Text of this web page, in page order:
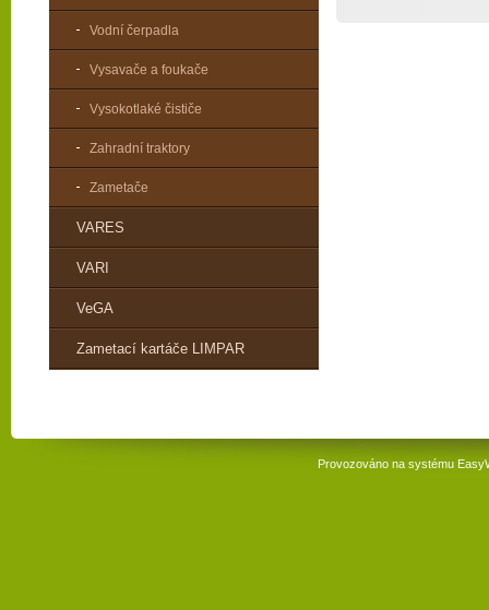
Vodní čerpadla
Vysavače a foukače
Vysokotlaké čističe
Zahradní traktory
Zametače
VARES
VARI
VeGA
Zametací kartáče LIMPAR
Provozováno na systému